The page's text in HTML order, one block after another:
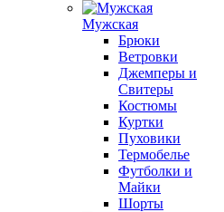
Мужская
Брюки
Ветровки
Джемперы и
Свитеры
Костюмы
Куртки
Пуховики
Термобелье
Футболки и
Майки
Шорты